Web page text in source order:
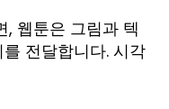
, 웹툰은 그림과 텍
전달합니다. 시각